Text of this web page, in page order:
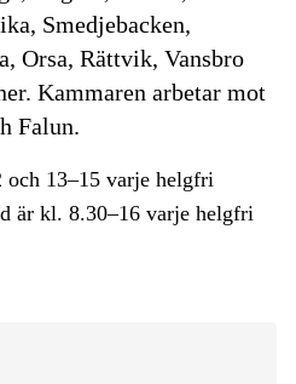
Smedjebacken,
Orsa, Rättvik, Vansbro
Kammaren arbetar mot
Falun.
13–15 varje helgfri
är kl. 8.30–16 varje helgfri